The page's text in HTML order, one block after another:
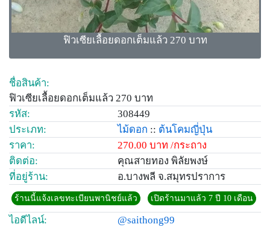
ฟิวเซียเลื้อยดอกเต็มแล้ว 270 บาท
ชื่อสินค้า:
ฟิวเซียเลื้อยดอกเต็มแล้ว 270 บาท
รหัส:
308449
ประเภท:
ไม้ดอก :: ต้นโคมญี่ปุ่น
ราคา:
270.00 บาท /กระถาง
ติดต่อ:
คุณสายทอง พิลัยพงษ์
ที่อยู่ร้าน:
อ.บางพลี จ.สมุทรปราการ
ร้านนี้แจ้งเลขทะเบียนพานิชย์แล้ว เปิดร้านมาแล้ว 7 ปี 10 เดือน
ไอดีไลน์:
@saithong99